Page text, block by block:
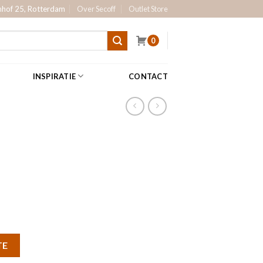
25, Rotterdam Over Secoff Outlet Store
0
INSPIRATIE CONTACT